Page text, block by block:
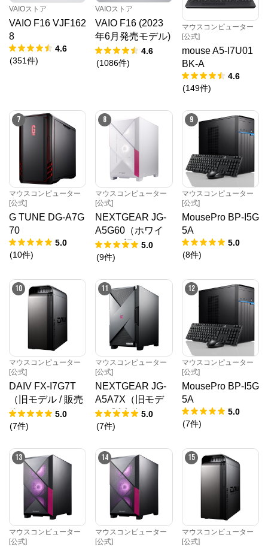
VAIOストア
VAIO F16 VJF162
8
4.6
(351件)
VAIOストア
VAIO F16 (2023
年6月発売モデル)
VJF1618
4.6
(1086件)
マウスコンピューター
[公式]
mouse A5-I7U01
BK-A
4.6
(149件)
7
マウスコンピューター
[公式]
G TUNE DG-A7G
70
5.0
(10件)
8
マウスコンピューター
[公式]
NEXTGEAR JG-
A5G60（ホワイ
ト）（旧モデル /
販売終了）
5.0
(9件)
9
マウスコンピューター
[公式]
MousePro BP-I5G
5A
5.0
(8件)
10
マウスコンピューター
[公式]
DAIV FX-I7G7T
（旧モデル / 販売
終了）
5.0
(7件)
11
マウスコンピューター
[公式]
NEXTGEAR JG-
A5A7X（旧モデ
ル / 販売終了）
5.0
(7件)
12
マウスコンピューター
[公式]
MousePro BP-I5G
5A
5.0
(7件)
13
マウスコンピューター
[公式]
14
マウスコンピューター
[公式]
15
マウスコンピューター
[公式]